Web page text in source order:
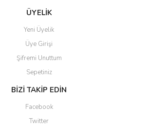
ÜYELİK
Yeni Üyelik
Üye Girişi
Şifremi Unuttum
Sepetiniz
BİZİ TAKİP EDİN
Facebook
Twitter